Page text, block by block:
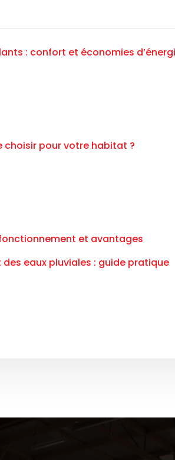
: confort et économies
choisir pour votre habitat ?
et avantages
eaux pluviales : guide pratique